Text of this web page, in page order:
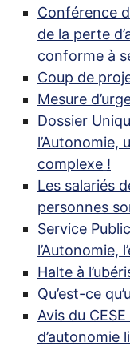
Conférence
de la perte
conforme à
Coup de
Mesure
Dossier
complexe !
Les salariés
personnes
Service
l’Autonomie,
Halte à
Qu’est-ce
Avis du CESE
d’autonomie